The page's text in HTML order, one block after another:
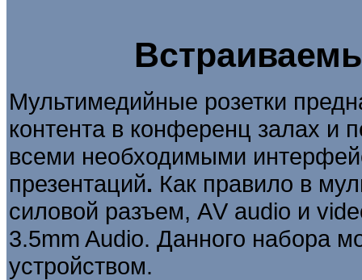
Мультимедийные розетки
контента в конференц залах и
всеми необходимыми
презентаций. Как правило в
силовой разъем, АV audio и
3.5mm Audio. Данного набора
устройством.